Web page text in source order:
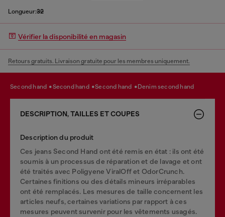
Longueur:32
Vérifier la disponibilité en magasin
Retours gratuits. Livraison gratuite pour les membres uniquement.
second hand second hand second hand denim second hand
DESCRIPTION, TAILLES ET COUPES
Description du produit
Ces jeans Second Hand ont été remis en état : ils ont été
soumis à un processus de réparation et de lavage et ont
été traités avec Poligyene ViralOff et OdorCrunch.
Certaines finitions ou des détails mineurs irréparables
ont été remplacés. Les mesures de taille concernent les
articles neufs, certaines variations par rapport à ces
mesures peuvent survenir pour les vêtements usagés.